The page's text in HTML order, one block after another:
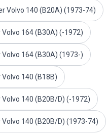
arrière
PV/Duett
Volvo PV/Duett
Volvo 140 (B20A) (1973-74)
164 (B30A) (-1972)
164 (B30A) (1973-)
140 (B18B)
140 (B20B/D) (-1972)
140 (B20B/D) (1973-74)